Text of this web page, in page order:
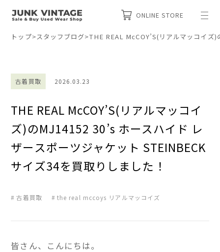
ONLINE STORE
トップ>スタッフブログ>THE REAL McCOY’S(リアルマッコイ
古着買取 2026.03.23
THE REAL McCOY’S(リアルマッコイ
ズ)のMJ14152 30’s ホースハイド レ
ザースポーツジャケット STEINBECK
サイズ34を買取りしました！
古着買取 the real mccoys リアルマッコイズ
皆さん、こんにちは。